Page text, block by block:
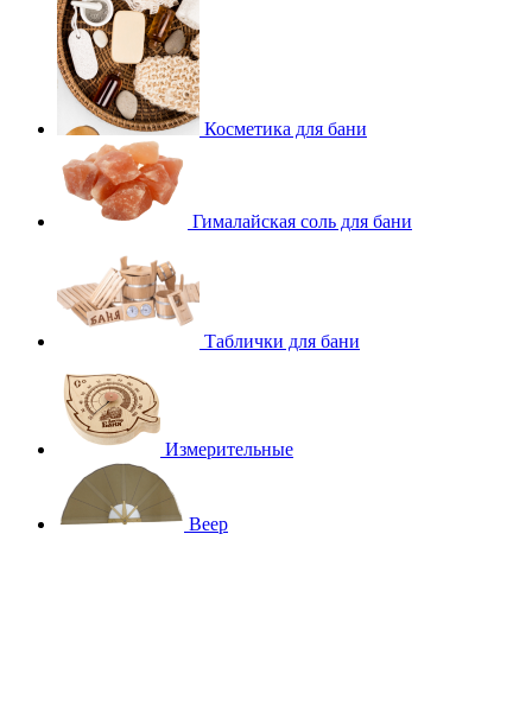
Косметика для бани
Гималайская соль для бани
Таблички для бани
Измерительные
Веер